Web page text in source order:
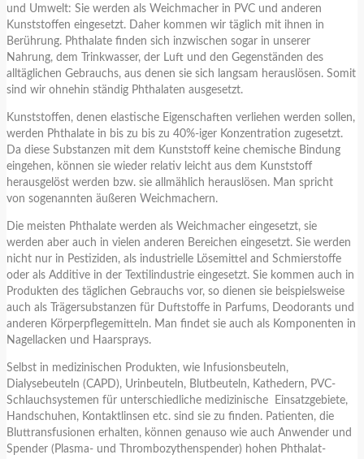
und Umwelt: Sie werden als Weichmacher in PVC und anderen
Kunststoffen eingesetzt. Daher kommen wir täglich mit ihnen in
Berührung. Phthalate finden sich inzwischen sogar in unserer
Nahrung, dem Trinkwasser, der Luft und den Gegenständen des
alltäglichen Gebrauchs, aus denen sie sich langsam herauslösen. Somit
sind wir ohnehin ständig Phthalaten ausgesetzt.
Kunststoffen, denen elastische Eigenschaften verliehen werden sollen,
werden Phthalate in bis zu bis zu 40%-iger Konzentration zugesetzt.
Da diese Substanzen mit dem Kunststoff keine chemische Bindung
eingehen, können sie wieder relativ leicht aus dem Kunststoff
herausgelöst werden bzw. sie allmählich herauslösen. Man spricht
von sogenannten äußeren Weichmachern.
Die meisten Phthalate werden als Weichmacher eingesetzt, sie
werden aber auch in vielen anderen Bereichen eingesetzt. Sie werden
nicht nur in Pestiziden, als industrielle Lösemittel and Schmierstoffe
oder als Additive in der Textilindustrie eingesetzt. Sie kommen auch in
Produkten des täglichen Gebrauchs vor, so dienen sie beispielsweise
auch als Trägersubstanzen für Duftstoffe in Parfums, Deodorants und
anderen Körperpflegemitteln. Man findet sie auch als Komponenten in
Nagellacken und Haarsprays.
Selbst in medizinischen Produkten, wie Infusionsbeuteln,
Dialysebeuteln (CAPD), Urinbeuteln, Blutbeuteln, Kathedern, PVC-
Schlauchsystemen für unterschiedliche medizinische Einsatzgebiete,
Handschuhen, Kontaktlinsen etc. sind sie zu finden. Patienten, die
Bluttransfusionen erhalten, können genauso wie auch Anwender und
Spender (Plasma- und Thrombozythenspender) hohen Phthalat-